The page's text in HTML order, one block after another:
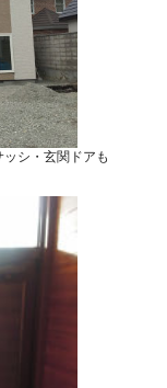
シ・玄関ドアも